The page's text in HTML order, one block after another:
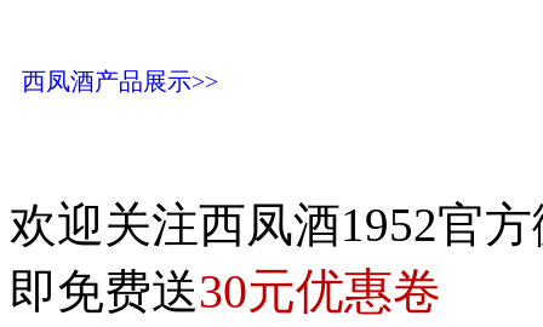
西凤酒产品展示>>
欢迎关注西凤酒1952官
即免费送30元优惠卷